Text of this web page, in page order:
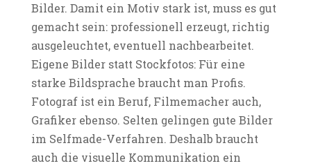
Bilder. Damit ein Motiv stark ist, muss es gut
gemacht sein: professionell erzeugt, richtig
ausgeleuchtet, eventuell nachbearbeitet.
Eigene Bilder statt Stockfotos: Für eine
starke Bildsprache braucht man Profis.
Fotograf ist ein Beruf, Filmemacher auch,
Grafiker ebenso. Selten gelingen gute Bilder
im Selfmade-Verfahren. Deshalb braucht
auch die visuelle Kommunikation ein